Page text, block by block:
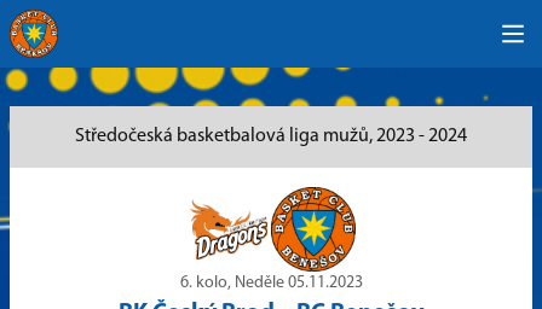
Středočeská basketbalová liga mužů, 2023 - 2024
6. kolo, Neděle 05.11.2023